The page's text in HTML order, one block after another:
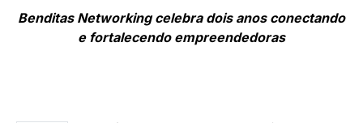
Benditas Networking celebra dois anos conectando
e fortalecendo empreendedoras